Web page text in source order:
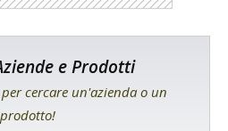
e Prodotti
cercare un'azienda o un
prodotto!